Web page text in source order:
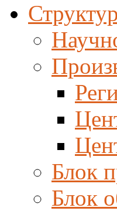
Блок
Блок